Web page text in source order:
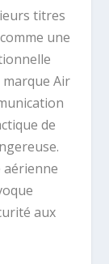
titres
une
Air
de
aérienne
aux